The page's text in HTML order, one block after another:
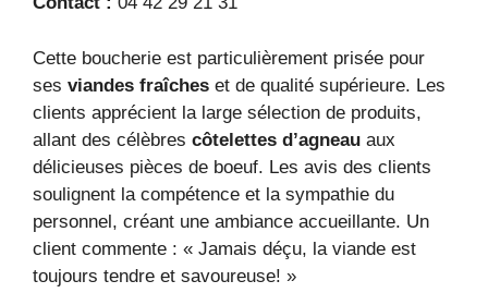
Cette boucherie est particulièrement prisée pour
ses viandes fraîches et de qualité supérieure. Les
clients apprécient la large sélection de produits,
allant des célèbres côtelettes d’agneau aux
délicieuses pièces de boeuf. Les avis des clients
soulignent la compétence et la sympathie du
personnel, créant une ambiance accueillante. Un
client commente : « Jamais déçu, la viande est
toujours tendre et savoureuse! »